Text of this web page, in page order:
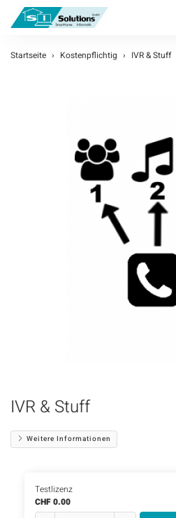
Startseite Kostenpflichtig IVR & Stuff
IVR & Stuff
Weitere Informationen
Testlizenz
CHF 0.00